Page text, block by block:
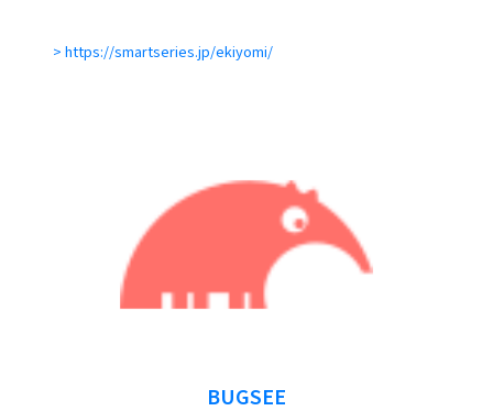
https://smartseries.jp/ekiyomi/
BUGSEE